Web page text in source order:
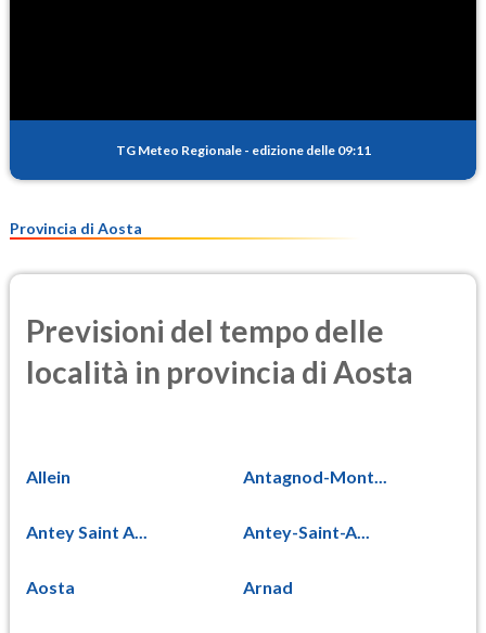
TG Meteo Regionale - edizione delle 09:11
Provincia di Aosta
Previsioni del tempo delle
località in provincia di Aosta
Allein Antagnod-Mont...
Antey Saint A... Antey-Saint-A...
Aosta Arnad